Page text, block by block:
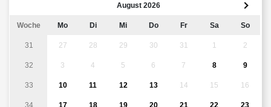
August 2026
Woche Mo Di Mi Do Fr Sa So
31 27 28 29 30 31 1 2
32 3 4 5 6 7 8 9
33 10 11 12 13 14 15 16
34 17 18 19 20 21 22 23